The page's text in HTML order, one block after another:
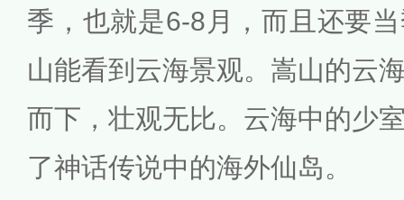
季，也就是6-8月，而且还要
山能看到云海景观。嵩山的云
而下，壮观无比。云海中的少
了神话传说中的海外仙岛。